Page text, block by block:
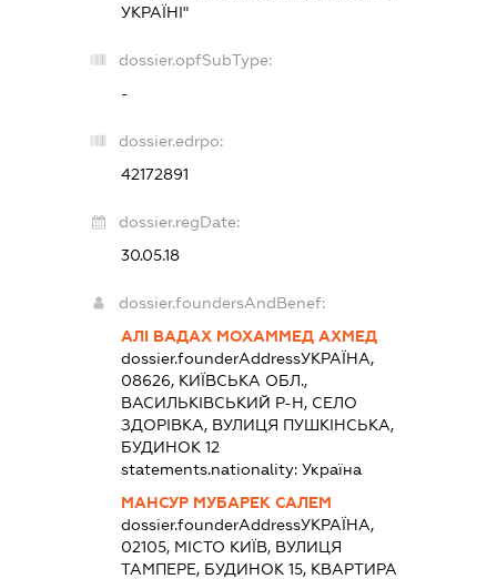
УКРАЇНІ"
dossier.opfSubType:
-
dossier.edrpo:
42172891
dossier.regDate:
30.05.18
dossier.foundersAndBenef:
АЛІ ВАДАХ МОХАММЕД АХМЕД
dossier.founderAddressУКРАЇНА,
08626, КИЇВСЬКА ОБЛ.,
ВАСИЛЬКІВСЬКИЙ Р-Н, СЕЛО
ЗДОРІВКА, ВУЛИЦЯ ПУШКІНСЬКА,
БУДИНОК 12
statements.nationality: Україна
МАНСУР МУБАРЕК САЛЕМ
dossier.founderAddressУКРАЇНА,
02105, МІСТО КИЇВ, ВУЛИЦЯ
ТАМПЕРЕ, БУДИНОК 15, КВАРТИРА